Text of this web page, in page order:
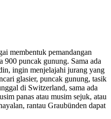
membentuk pemandangan
900 puncak gunung. Sama ada
ingin menjelajahi jurang yang
glasier, puncak gunung, tasik
di Switzerland, sama ada
panas atau musim sejuk, atau
rantau Graubünden dapat